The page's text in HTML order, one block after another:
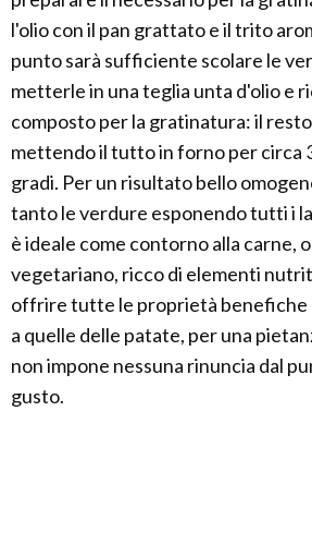
l'olio con il pan grattato e il trito
punto sarà sufficiente scolare le
metterle in una teglia unta d'olio e
composto per la gratinatura: il
mettendo il tutto in forno per circa
gradi. Per un risultato bello
tanto le verdure esponendo tutti i
è ideale come contorno alla carne,
vegetariano, ricco di elementi
offrire tutte le proprietà benefiche
a quelle delle patate, per una
non impone nessuna rinuncia dal
gusto.